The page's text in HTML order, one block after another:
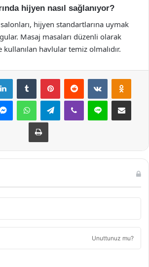
hijyen nasıl sağlanıyor?
hijyen standartlarına uymak
Masaj masaları düzenli olarak
havlular temiz olmalıdır.
LinkedInTumblr PinterestReddit VKontakte
MessengerWhatsAppTelegramViber Line E-Posta ile
Yazdır
Unuttunuz mu?